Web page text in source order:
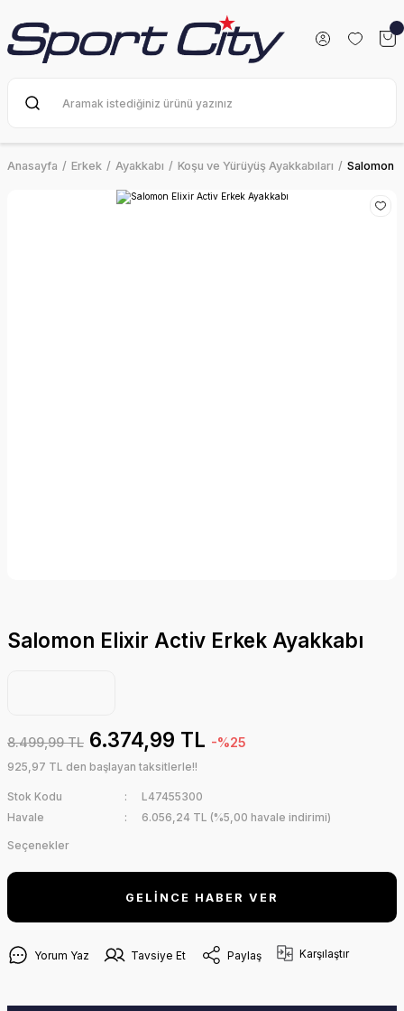
Anasayfa Erkek Ayakkabı Koşu ve Yürüyüş Ayakkabıları Salomon
Salomon Elixir Activ Erkek Ayakkabı
8.499,99 TL 6.374,99 TL -%25
925,97 TL den başlayan taksitlerle!!
Stok Kodu
L47455300
Havale
6.056,24 TL (%5,00 havale indirimi)
Seçenekler
GELİNCE HABER VER
Yorum Yaz Tavsiye Et Paylaş Karşılaştır